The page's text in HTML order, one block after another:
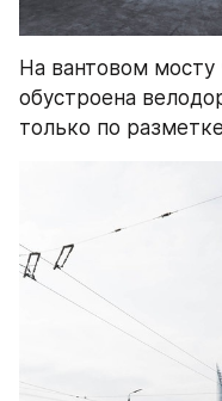
На вантовом
обустроена
только по